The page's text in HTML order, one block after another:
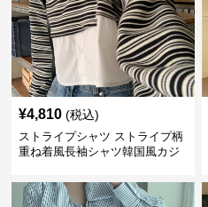
¥4,810 (税込)
ストライプシャツ ストライプ柄
重ね着風長袖シャツ韓国風カジ